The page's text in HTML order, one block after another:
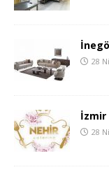
28
İzmir
28